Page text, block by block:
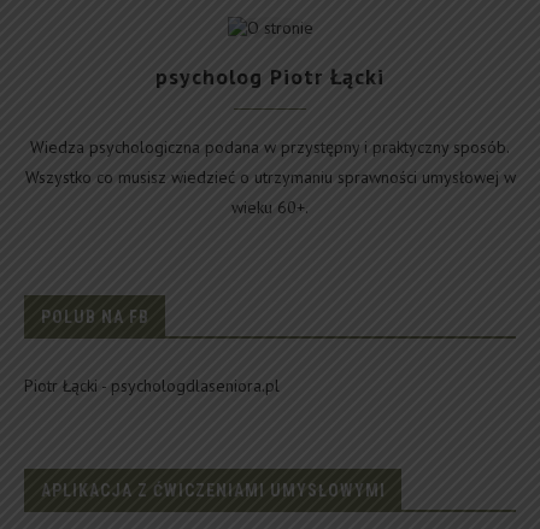
psycholog Piotr Łącki
Wiedza psychologiczna podana w przystępny i praktyczny sposób.
Wszystko co musisz wiedzieć o utrzymaniu sprawności umysłowej w
wieku 60+.
POLUB NA FB
Piotr Łącki - psychologdlaseniora.pl
APLIKACJA Z ĆWICZENIAMI UMYSŁOWYMI